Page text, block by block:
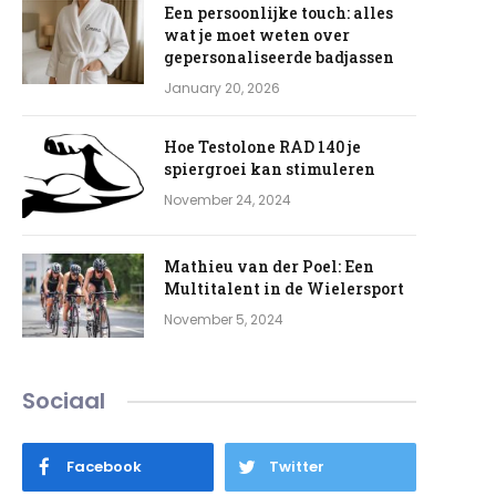
Een persoonlijke touch: alles
wat je moet weten over
gepersonaliseerde badjassen
January 20, 2026
Hoe Testolone RAD 140 je
spiergroei kan stimuleren
November 24, 2024
Mathieu van der Poel: Een
Multitalent in de Wielersport
November 5, 2024
Sociaal
Facebook Twitter